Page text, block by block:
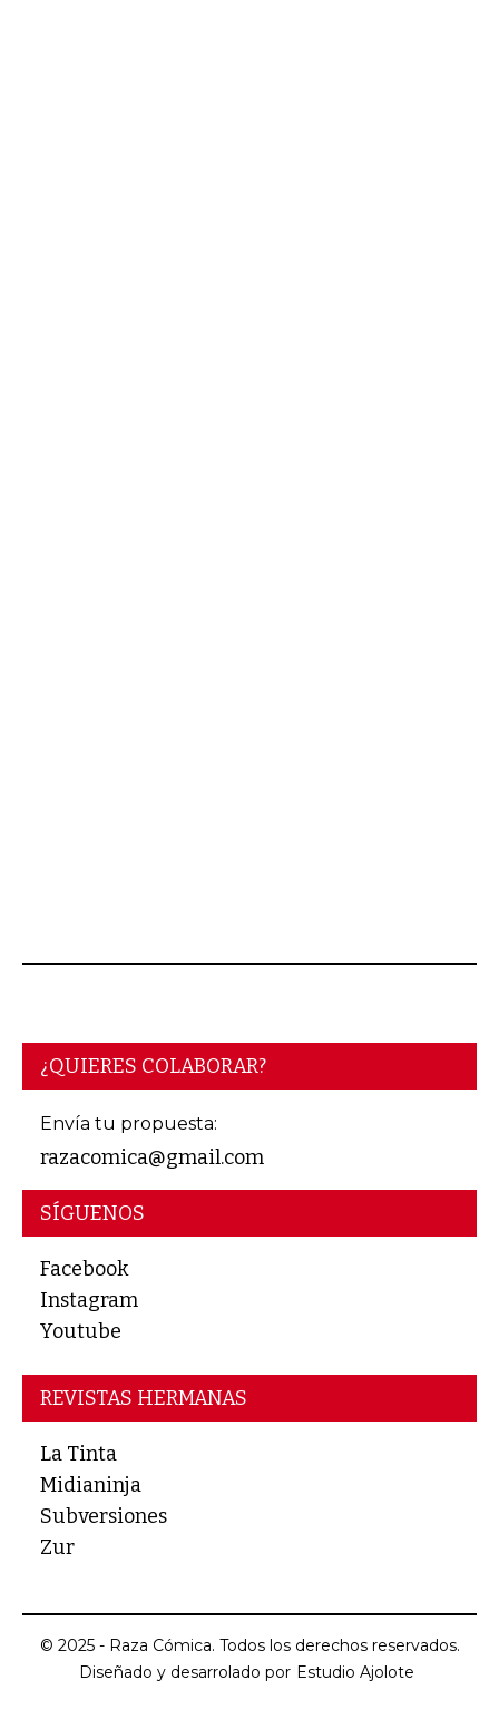
¿QUIERES COLABORAR?
Envía tu propuesta:
razacomica@gmail.com
SÍGUENOS
Facebook
Instagram
Youtube
REVISTAS HERMANAS
La Tinta
Midianinja
Subversiones
Zur
© 2025 - Raza Cómica. Todos los derechos reservados.
Diseñado y desarrolado por Estudio Ajolote